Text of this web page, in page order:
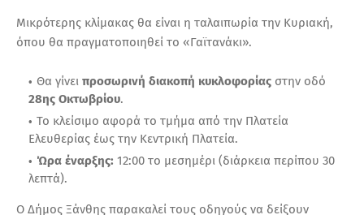
Μικρότερης κλίμακας θα είναι η ταλαιπωρία την Κυριακή,
όπου θα πραγματοποιηθεί το «Γαϊτανάκι».
Θα γίνει προσωρινή διακοπή κυκλοφορίας στην οδό
28ης Οκτωβρίου.
Το κλείσιμο αφορά το τμήμα από την Πλατεία
Ελευθερίας έως την Κεντρική Πλατεία.
Ώρα έναρξης: 12:00 το μεσημέρι (διάρκεια περίπου 30
λεπτά).
Ο Δήμος Ξάνθης παρακαλεί τους οδηγούς να δείξουν